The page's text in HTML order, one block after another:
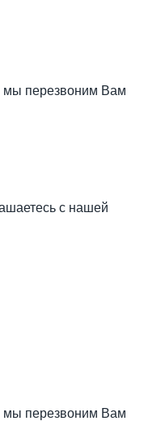
мы перезвоним Вам
с нашей
мы перезвоним Вам